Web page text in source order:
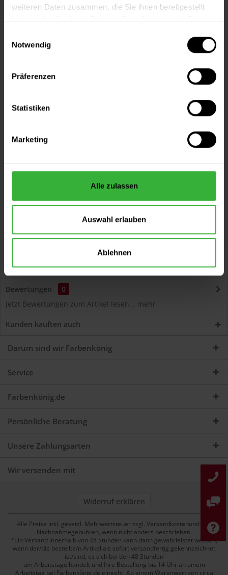
weiteren Daten zusammen, die Sie ihnen bereitgestellt
Notwendig
Präferenzen
Statistiken
Marketing
Alle zulassen
Auswahl erlauben
Ablehnen
Merken Fragen zum Artikel?
Kostenloser Versand ab 60 EUR
Persönliche Beratung unter040 60 77 65 23
Volvox Espressivo Lehmfarbe (Orange Juice) Lösemittelfreier,
dauerelastischer Wand- und...mehr
Bewertungen
0
Jetzt Bewertungen zum Artikel lesen... mehr
Kunden kauften auch
Darum sind wir Farbenkönig
Service
Farbenkönig.de
Persönliche Beratung
Unsere Zahlungsarten
Wir versenden mit
Widerruf erklären
Alle Preise inkl. gesetzl. Mehrwertsteuer zzgl. Versandkostenund ggf.
Nachnahmegebühren, wenn nicht anders beschrieben.
*Ein Versand innerhalb von 48 Stunden kann dann gewährleistet werden,
wenn der/die bestellte/n Artikel als sofort versandfertig gekennzeichnet
ist/sind, es sich bei den 48 Stunden
um Arbeitstage handelt und Ihre Bestellung bis 14 Uhr an einem
Arbeitstag bei Farbenkönig.de eingeht. Ab einem Warenwert von circa